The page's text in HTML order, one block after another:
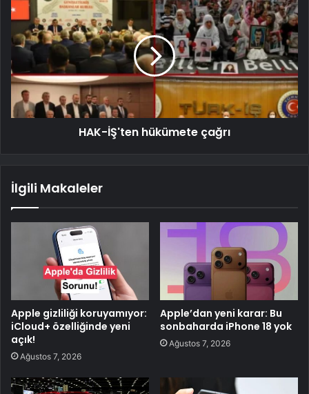
HAK-İŞ'ten hükümete çağrı
İlgili Makaleler
Apple gizliliği koruyamıyor:
iCloud+ özelliğinde yeni
açık!
Ağustos 7, 2026
Apple’dan yeni karar: Bu
sonbaharda iPhone 18 yok
Ağustos 7, 2026